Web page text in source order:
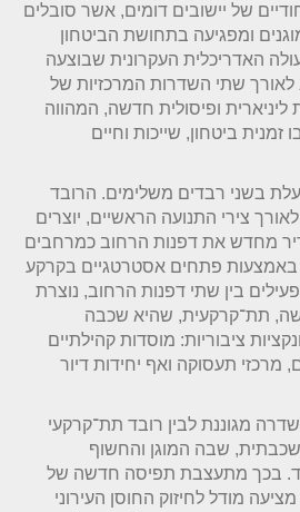
של יישובים דומים, אשר סובלים
ומפגיעה בתחושת הביטחון
האדריכלית העקרונית שבוצעה
לאורך שתי השדרות המרכזיות של
ליניארית ופיסולית חדשה, המהווה
ביטחון, שייכות וחיים
בשני רבדים משלימים. הרובד
צירי התנועה הראשיים, יוצרים
מחדש את דפנות הרחוב כמרחבים
באמצעות פתחים אסטרטגיים בקרקע
בין שתי דפנות הרחוב, נוצרת
תת־קרקעית, שהיא שכבה
ציבוריות: מוסדות קהילתיים
מרכזי תעסוקה ואף יחידות דיור
מגוננת לבין רובד תת־קרקעי
שבה המוגן והחשוף
בכך מתעצבת תפיסה חדשה של
מודל לחיזוק החוסן העירוני